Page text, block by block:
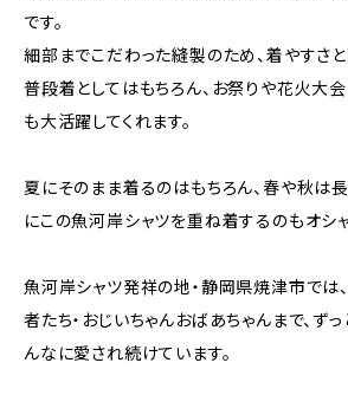
です。
細部までこだわった縫製のため、着やすさ
普段着としてはもちろん、お祭りや花火大
も大活躍してくれます。
夏にそのまま着るのはもちろん、春や秋は
にこの魚河岸シャツを重ね着するのもオシ
魚河岸シャツ発祥の地・静岡県焼津市では
者たち・おじいちゃんおばあちゃんまで、ず
んなに愛され続けています。